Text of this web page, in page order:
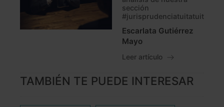
sección
#jurisprudenciatuitatuit
Escarlata Gutiérrez
Mayo
Leer artículo
TAMBIÉN TE PUEDE INTERESAR